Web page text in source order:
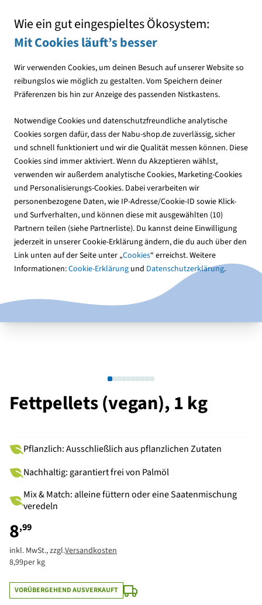
Wie ein gut eingespieltes Ökosystem:
Mit Cookies läuft’s besser
Wir verwenden Cookies, um deinen Besuch auf unserer Website so
reibungslos wie möglich zu gestalten. Vom Speichern deiner
Präferenzen bis hin zur Anzeige des passenden Nistkastens.
Notwendige Cookies und datenschutzfreundliche analytische
Cookies sorgen dafür, dass der Nabu-shop.de zuverlässig, sicher
und schnell funktioniert und wir die Qualität messen können. Diese
Cookies sind immer aktiviert. Wenn du Akzeptieren wählst,
verwenden wir außerdem analytische Cookies, Marketing-Cookies
und Personalisierungs-Cookies. Dabei verarbeiten wir
personenbezogene Daten, wie IP-Adresse/Cookie-ID sowie Klick-
und Surfverhalten, und können diese mit ausgewählten (10)
Partnern teilen (siehe Partnerliste). Du kannst deine Einwilligung
jederzeit in unserer Cookie-Erklärung ändern, die du auch über den
Link unten auf der Seite unter „Cookies“ erreichst. Weitere
Informationen:Cookie-Erklärung und Datenschutzerklärung.
Vogelfutter Fettfutter
Neu!
Fettpellets (vegan), 1 kg
Pflanzlich: Ausschließlich aus pflanzlichen Zutaten
Nachhaltig: garantiert frei von Palmöl
Mix & Match: alleine füttern oder eine Saatenmischung
veredeln
8,99
inkl. MwSt., zzgl.Versandkosten
8,99per kg
VORÜBERGEHEND AUSVERKAUFT